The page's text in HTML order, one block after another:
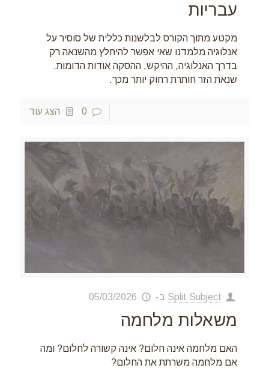
עבריות
מקטע מתוך הקורס לבלשנות כללית של סוסיר על
אנלוגיה מלמדנו שאי אפשר להיחלץ מהשנאה רק
בדרך האנלוגיה, ההיקש, ההסקה אודות הדומות.
שנאת הזר חותרת רחוק יותר מכך.
0 הצג עוד
Split Subject ב- 05/03/2026
משאלות מלחמה
האם מלחמה אינה חלום? אינה קשורה לחלום? ומה
אם מלחמה משרתת את החלום?